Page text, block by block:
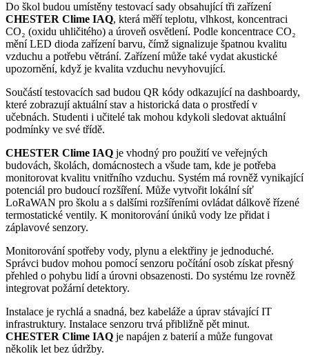
Do škol budou umístěny testovací sady obsahující tři zařízení
CHESTER Clime IAQ, která měří teplotu, vlhkost, koncentraci
CO₂ (oxidu uhličitého) a úroveň osvětlení. Podle koncentrace CO₂
mění LED dioda zařízení barvu, čímž signalizuje špatnou kvalitu
vzduchu a potřebu větrání. Zařízení může také vydat akustické
upozornění, když je kvalita vzduchu nevyhovující.
Součástí testovacích sad budou QR kódy odkazující na dashboardy,
které zobrazují aktuální stav a historická data o prostředí v
učebnách. Studenti i učitelé tak mohou kdykoli sledovat aktuální
podmínky ve své třídě.
CHESTER Clime IAQ je vhodný pro použití ve veřejných
budovách, školách, domácnostech a všude tam, kde je potřeba
monitorovat kvalitu vnitřního vzduchu. Systém má rovněž vynikající
potenciál pro budoucí rozšíření. Může vytvořit lokální síť
LoRaWAN pro školu a s dalšími rozšířeními ovládat dálkově řízené
termostatické ventily. K monitorování úniků vody lze přidat i
záplavové senzory.
Monitorování spotřeby vody, plynu a elektřiny je jednoduché.
Správci budov mohou pomocí senzoru počítání osob získat přesný
přehled o pohybu lidí a úrovni obsazenosti. Do systému lze rovněž
integrovat požární detektory.
Instalace je rychlá a snadná, bez kabeláže a úprav stávající IT
infrastruktury. Instalace senzoru trvá přibližně pět minut.
CHESTER Clime IAQ je napájen z baterií a může fungovat
několik let bez údržby.